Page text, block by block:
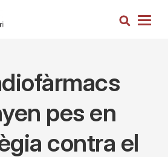
Cerca
pes en
contra el